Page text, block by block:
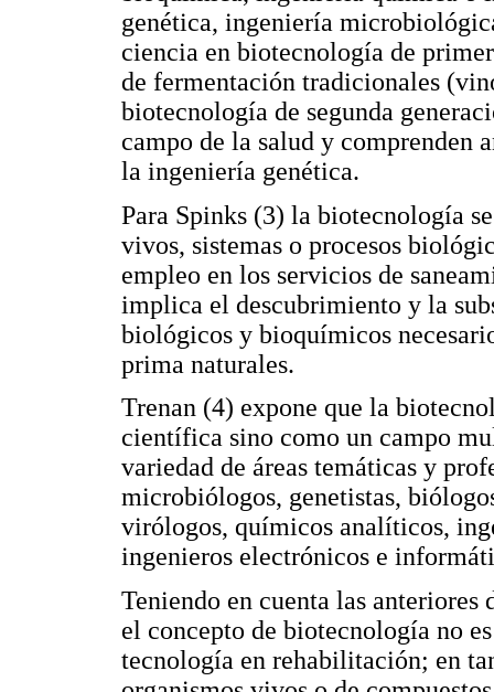
genética, ingeniería
ciencia en biotecnología de
de fermentación tradicionales
biotecnología de segunda
campo de la salud y comprenden
la ingeniería genética.
Para Spinks (3) la biotecnología
vivos, sistemas o procesos
empleo en los servicios de
implica el descubrimiento y la
biológicos y bioquímicos
prima naturales.
Trenan (4) expone que la
científica sino como un campo
variedad de áreas temáticas y
microbiólogos, genetistas,
virólogos, químicos analíticos,
ingenieros electrónicos e
Teniendo en cuenta las
el concepto de biotecnología no
tecnología en rehabilitación; en